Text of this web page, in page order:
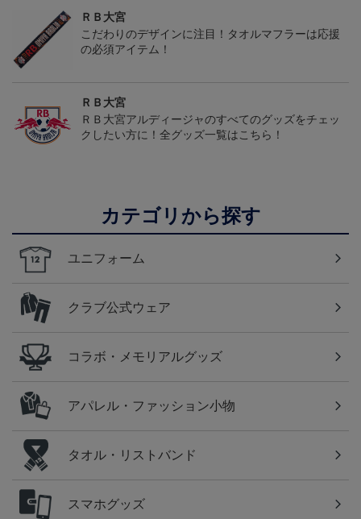
ＲＢ大宮
こだわりのデザインに注目！タオルマフラーは応援
の必須アイテム！
ＲＢ大宮
ＲＢ大宮アルディージャのすべてのグッズをチェッ
クしたい方に！全グッズ一覧はこちら！
カテゴリから探す
ユニフォーム
クラブ公式ウェア
コラボ・メモリアルグッズ
アパレル・ファッション小物
タオル・リストバンド
スマホグッズ